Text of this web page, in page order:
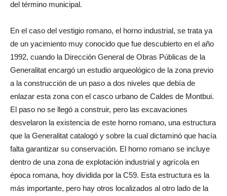
del término municipal.
En el caso del vestigio romano, el horno industrial, se trata ya
de un yacimiento muy conocido que fue descubierto en el año
1992, cuando la Dirección General de Obras Públicas de la
Generalitat encargó un estudio arqueológico de la zona previo
a la construcción de un paso a dos niveles que debía de
enlazar esta zona con el casco urbano de Caldes de Montbui.
El paso no se llegó a construir, pero las excavaciones
desvelaron la existencia de este horno romano, una estructura
que la Generalitat catalogó y sobre la cual dictaminó que hacía
falta garantizar su conservación. El horno romano se incluye
dentro de una zona de explotación industrial y agrícola en
época romana, hoy dividida por la C59. Esta estructura es la
más importante, pero hay otros localizados al otro lado de la